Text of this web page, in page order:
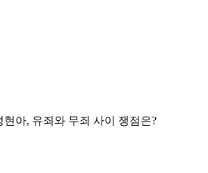
아, 유죄와 무죄 사이 쟁점은?